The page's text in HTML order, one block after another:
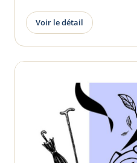
Voir le détail